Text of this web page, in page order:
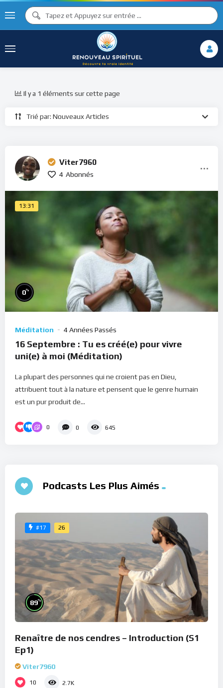
Trié par: Nouveaux Articles
Il y a 1 éléments sur cette page
Viter7960
4 Abonnés
13:31
0%
Méditation 4 Années Passés
16 Septembre : Tu es créé(e) pour vivre
uni(e) à moi (Méditation)
La plupart des personnes qui ne croient pas en Dieu,
attribuent tout à la nature et pensent que le genre humain
est un pur produit de...
0 0 645
Podcasts Les Plus Aimés
#17 26
89%
Renaître de nos cendres – Introduction (S1
Ep1)
Viter7960
10 2.7K